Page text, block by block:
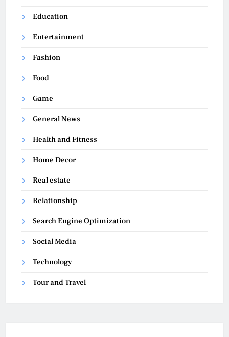
Education
Entertainment
Fashion
Food
Game
General News
Health and Fitness
Home Decor
Real estate
Relationship
Search Engine Optimization
Social Media
Technology
Tour and Travel